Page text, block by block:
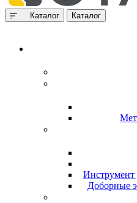
Каталог Каталог
Инструмент
Доборные